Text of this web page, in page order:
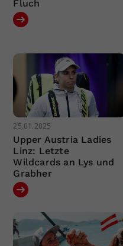
Fluch
25.01.2025
Upper Austria Ladies
Linz: Letzte
Wildcards an Lys und
Grabher